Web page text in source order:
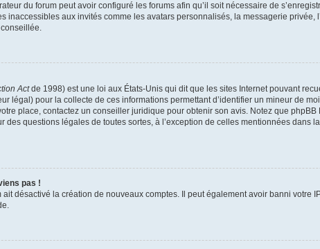
du forum peut avoir configuré les forums afin qu’il soit nécessaire de
inaccessibles aux invités comme les avatars personnalisés, la messagerie privée,
Actde 1998) est une loi aux États-Unis qui dit que les sites Internet pouvant
légal) pour la collecte de ces informations permettant d’identifier un mineur de
place, contactez un conseiller juridique pour obtenir son avis. Notez que
des questions légales de toutes sortes, à l’exception de celles mentionnées
pas !
désactivé la création de nouveaux comptes. Il peut également avoir banni votre